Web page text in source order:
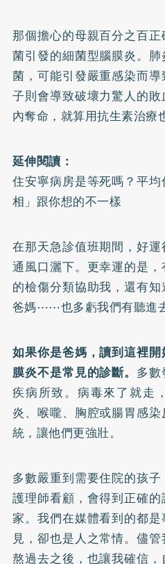
那個擔心的母親百分之百
菌引發的細菌型腦膜炎。
菌，可能引發嚴重感染而
子則會導致破壞力驚人的
內奪命，就算用抗生素治療
延伸閱讀：
住安寧病房是等死嗎？平
相」跟你想的不一樣
在那天急診值班期間，好
通風口灑下。更幸運的是
的檢傷分類協助我，還有
爸媽⋯⋯也多虧我們有聽進去
如果你是爸媽，讀到這裡
膜炎不是常見的診斷。 多
疾病所致。病毒來了就走
炎、喉嚨、胸腔或腸胃感
統，讓他們更強壯。
多數嚴重到需要住院的孩
護理師看顧，會得到正確
家。我們在媒體看到的都
見，卻也是人之常情。儘
熬過去之後，也讓我確信